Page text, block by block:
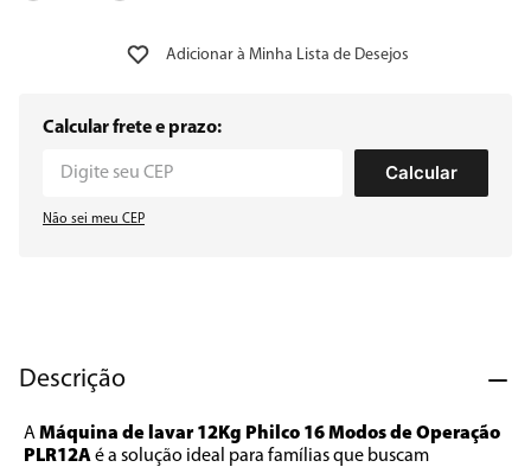
Calcular frete e prazo:
Calcular
Não sei meu CEP
Descrição
A Máquina de lavar 12Kg Philco 16 Modos de Operação
PLR12A é a solução ideal para famílias que buscam